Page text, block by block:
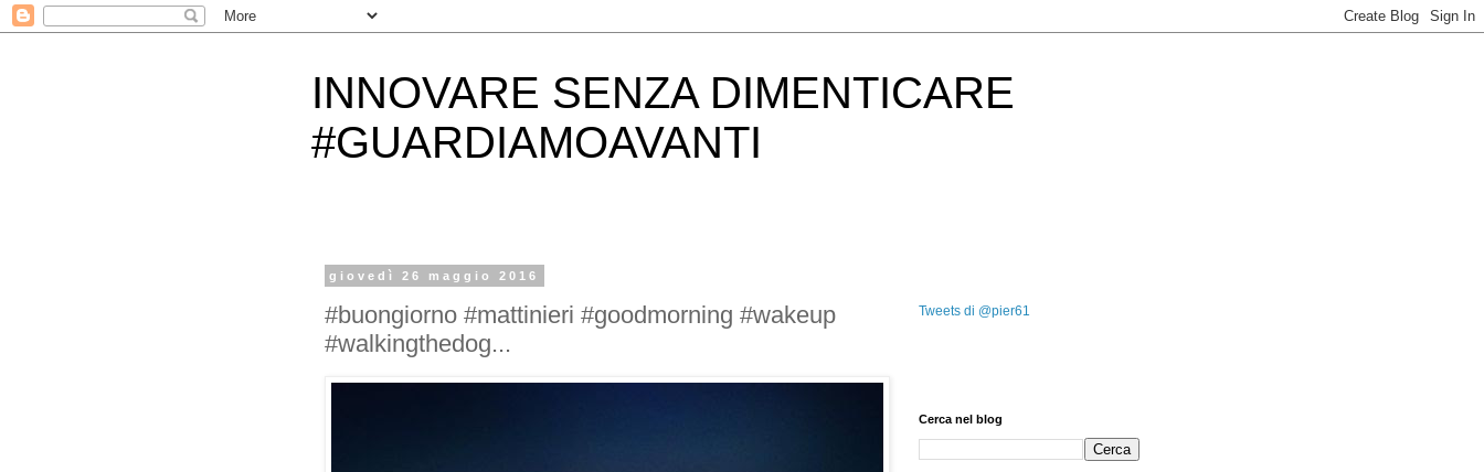
INNOVARE SENZA DIMENTICARE
#GUARDIAMOAVANTI
giovedì 26 maggio 2016
#buongiorno #mattinieri #goodmorning #wakeup
#walkingthedog...
Tweets di @pier61
Cerca nel blog